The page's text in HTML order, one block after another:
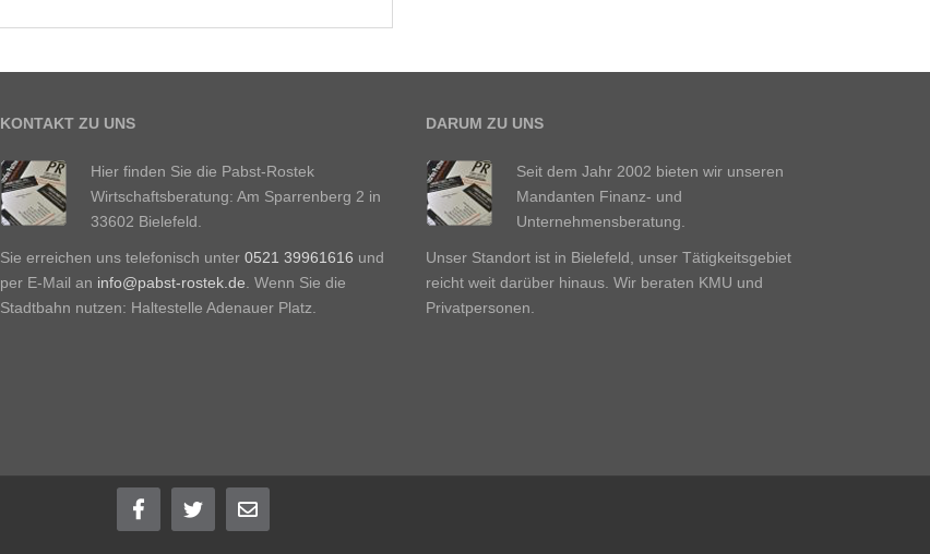
KONTAKT ZU UNS
Hier finden Sie die Pabst-Rostek
Wirtschaftsberatung: Am Sparrenberg 2 in
33602 Bielefeld.
Sie erreichen uns telefonisch unter 0521 39961616 und
per E-Mail an info@pabst-rostek.de . Wenn Sie die
Stadtbahn nutzen: Haltestelle Adenauer Platz.
DARUM ZU UNS
Seit dem Jahr 2002 bieten wir unseren
Mandanten Finanz- und
Unternehmensberatung.
Unser Standort ist in Bielefeld, unser Tätigkeitsgebiet
reicht weit darüber hinaus. Wir beraten KMU und
Privatpersonen.